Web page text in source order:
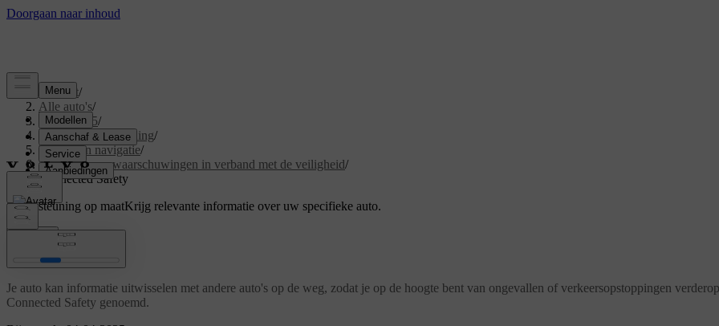
Support/
Alle auto's/
EX40 2025/
Gebruikershandleiding/
Rijhulp en navigatie/
Ingrijpen en waarschuwingen in verband met de veiligheid/
Connected Safety
Ondersteuning op maatKrijg relevante informatie over uw specifieke auto.
Connected Safety
Je auto kan informatie uitwisselen met andere auto's op de weg, zodat je op de hoogte bent van ongevallen of verkeersopstoppingen
Connected Safety genoemd.